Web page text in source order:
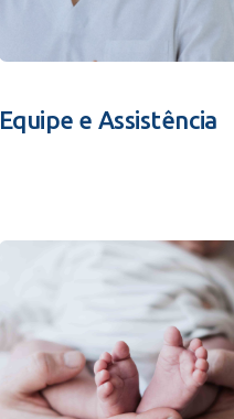
Equipe e Assistência